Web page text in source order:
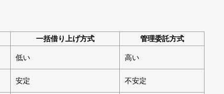
一括借り上げ方式 管理委託方式
低い 高い
安定 不安定